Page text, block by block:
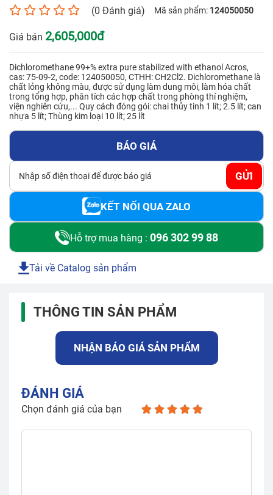
(0 Đánh giá) Mã sản phẩm: 124050050
Giá bán 2,605,000đ
Dichloromethane 99+% extra pure stabilized with ethanol Acros,
cas: 75-09-2, code: 124050050, CTHH: CH2Cl2. Dichloromethane là
chất lỏng không màu, được sử dụng làm dung môi, làm hóa chất
trong tổng hợp, phân tích các hợp chất trong phòng thí nghiệm,
viện nghiên cứu,... Quy cách đóng gói: chai thủy tinh 1 lít; 2.5 lít; can
nhựa 5 lít; Thùng kim loại 10 lít; 25 lít
BÁO GIÁ
GỬI
KẾT NỐI QUA ZALO
Hỗ trợ mua hàng : 096 302 99 88
Tải về Catalog sản phẩm
THÔNG TIN SẢN PHẨM
NHẬN BÁO GIÁ SẢN PHẨM
ĐÁNH GIÁ
Chọn đánh giá của bạn
Email*